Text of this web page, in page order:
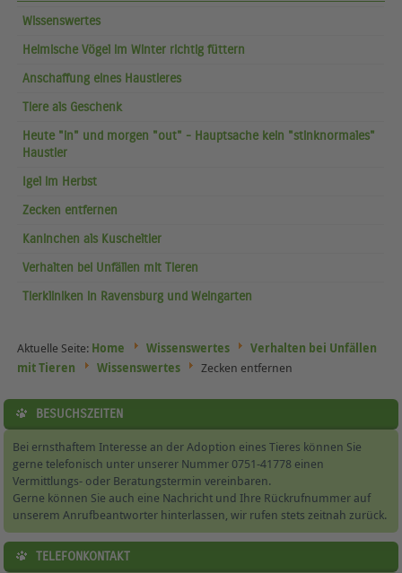
Wissenswertes
Heimische Vögel im Winter richtig füttern
Anschaffung eines Haustieres
Tiere als Geschenk
Heute "in" und morgen "out" - Hauptsache kein "stinknormales"
Haustier
Igel im Herbst
Zecken entfernen
Kaninchen als Kuscheltier
Verhalten bei Unfällen mit Tieren
Tierkliniken in Ravensburg und Weingarten
Aktuelle Seite: Home Wissenswertes
Verhalten bei Unfällen
mit Tieren
Wissenswertes Zecken entfernen
BESUCHSZEITEN
Bei ernsthaftem Interesse an der Adoption eines Tieres können Sie
gerne telefonisch unter unserer Nummer 0751-41778 einen
Vermittlungs- oder Beratungstermin vereinbaren.
Gerne können Sie auch eine Nachricht und Ihre Rückrufnummer auf
unserem Anrufbeantworter hinterlassen, wir rufen stets zeitnah zurück.
TELEFONKONTAKT